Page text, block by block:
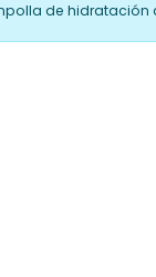
de hidratación